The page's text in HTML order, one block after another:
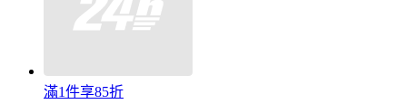
滿1件享85折